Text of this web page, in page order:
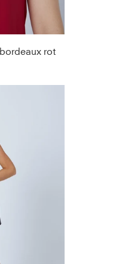
rot